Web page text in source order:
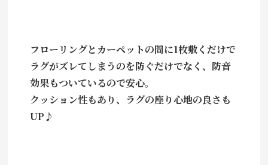
フローリングとカーペットの間に1枚敷くだけで
ラグがズレてしまうのを防ぐだけでなく、防音
効果もついているので安心。
クッション性もあり、ラグの座り心地の良さも
UP♪